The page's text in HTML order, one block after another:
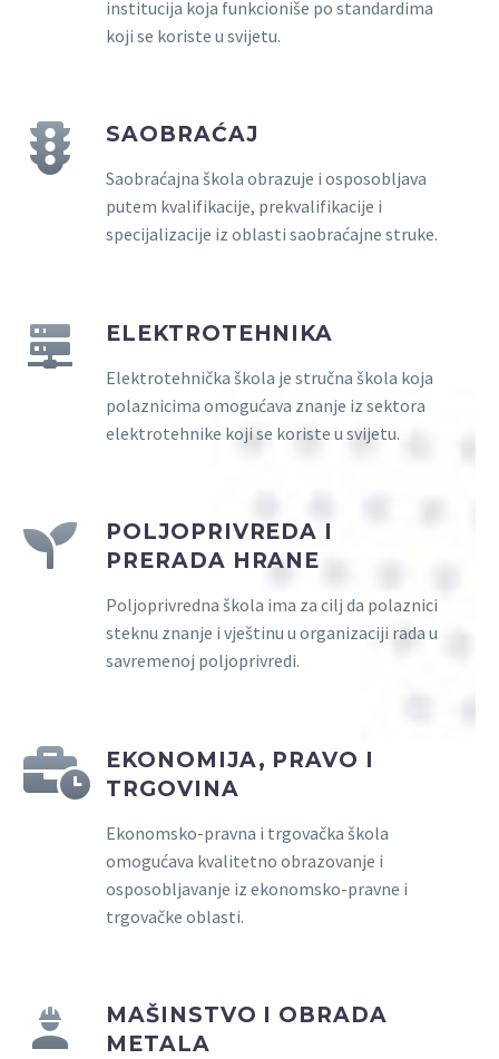
institucija koja funkcioniše po standardima
koji se koriste u svijetu.
SAOBRAĆAJ
Saobraćajna škola obrazuje i osposobljava
putem kvalifikacije, prekvalifikacije i
specijalizacije iz oblasti saobraćajne struke.
ELEKTROTEHNIKA
Elektrotehnička škola je stručna škola koja
polaznicima omogućava znanje iz sektora
elektrotehnike koji se koriste u svijetu.
POLJOPRIVREDA I
PRERADA HRANE
Poljoprivredna škola ima za cilj da polaznici
steknu znanje i vještinu u organizaciji rada u
savremenoj poljoprivredi.
EKONOMIJA, PRAVO I
TRGOVINA
Ekonomsko-pravna i trgovačka škola
omogućava kvalitetno obrazovanje i
osposobljavanje iz ekonomsko-pravne i
trgovačke oblasti.
MAŠINSTVO I OBRADA
METALA